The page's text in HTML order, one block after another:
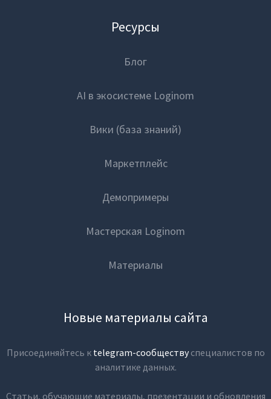
Ресурсы
Блог
AI в экосистеме Loginom
Вики (база знаний)
Маркетплейс
Демопримеры
Мастерская Loginom
Материалы
Новые материалы сайта
Присоединяйтесь к telegram-сообществуспециалистов по
аналитике данных.
Статьи, обучающие материалы, презентации и обновления